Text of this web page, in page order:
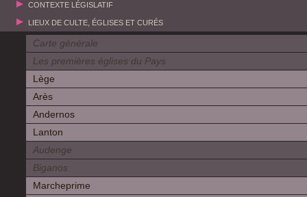
CONTEXTE LÉGISLATIF
LIEUX DE CULTE, ÉGLISES ET CURÉS
Carte générale
Les premières églises du Pays
Lège
Arès
Andernos
Lanton
Audenge
Biganos
Marcheprime